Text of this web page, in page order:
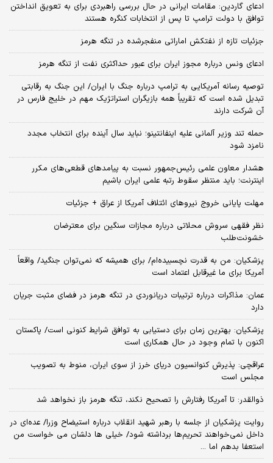
ادعای گاردین: مقامات ایرانی در حال بررسی راهبردی برای به تعویق انداختن
توافق با دولت ترامپ تا پس از انتخابات کنگره هستند
جزئیات تازه از نفتکش اماراتی منفجرشده در تنگه هرمز
ادعای ونس درباره مجوز ایران برای عبور حداکثری نفت از تنگه هرمز
توصیه رسانه آمریکایی به ترامپ درباره جنگ با ایران/ این جنگ به رقابتی
تبدیل شده است که تقریباً همه بازیگران استراتژیک مهم در خلیج فارس در
آن شرکت دارند
حمله تند وزیر آلمانی علیه اینفانتینو؛ نباید سال آینده برای انتخاب مجدد
نامزد شود
هشدار معاون علمی رئیس‌جمهور نسبت به پیامدهای قطعی‌های مکرر
اینترنت؛ باید منتظر سقوط رتبه علمی ایران باشیم
مهلت پایانی خروج نیروهای ائتلاف آمریکا از عراق + جزئیات
نظر فقهی سروش محلاتی درباره مجازات سنگین برای معترضان
خشونت‌طلب
پزشکیان: من به قدرت نچسبیده‌ام/ برای همیشه که نمی‌توان جنگید/ واقعاً
آمریکا برای ما غیرقابل اعتماد است
عمان: مذاکرات درباره ترتیبات دریانوردی در تنگه هرمز در فضای مثبت جریان
دارد
پزشکیان‌: بهترین زمان برای دستیابی به توافق شرایط کنونی است/ پاکستان
اکنون با تمام وجود در حال همکاری است
عراقچی: پذیرش کنوانسیون دریای خرز از سوی ایران، منوط به تصویب
مجلس است
ذوالقدر: تا آمریکا رفتارش را تصحیح نکند، تنگه هرمز باز نخواهد شد
روایت پزشکیان از جلسه با رهبر شهید انقلاب درباره استیضاح وزرا/ عده‌ای در
داخل نمی‌خواهند تحریم‌ها برداشته شود/ خیلی ها دلشان می خواست من
استعفا بدهم اما ...